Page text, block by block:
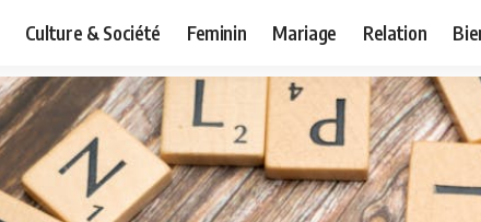
Culture & Société Feminin Mariage Relation